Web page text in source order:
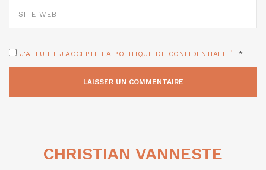
WEB
J'AI LU ET J'ACCEPTE LA POLITIQUE DE CONFIDENTIALITÉ. *
CHRISTIAN VANNESTE